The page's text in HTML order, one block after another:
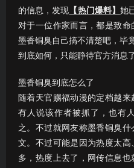
的信息，发现 【热门爆料】 她
对于一位作家而言，都是致
墨香铜臭自己搞不清楚吧，毕
到底如何，只能静待官方消息了
墨香铜臭到底怎么了
随着天官赐福动漫的定档越来
有人说该作者被抓了，也有
之。不过就网友称墨香铜臭
文。不过可能是因为热度太
多，热度上去了，网传信息